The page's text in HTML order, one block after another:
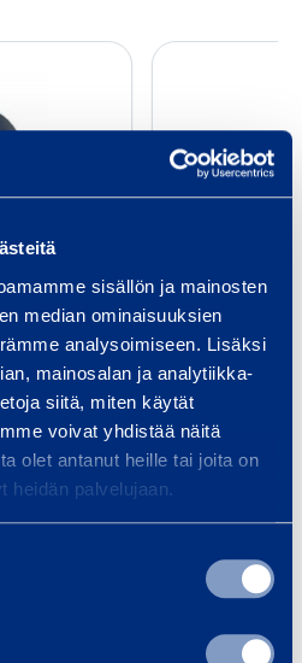
sisällön ja mainosten
median ominaisuuksien
analysoimiseen. Lisäksi
mainosalan ja analytiikka-
siitä, miten käytät
voivat yhdistää näitä
olet antanut heille tai joita on
heidän palvelujaan.
0 %) 0,32 €